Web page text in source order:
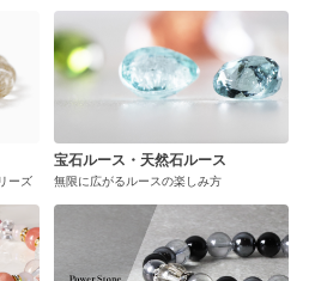
ーズ
宝石ルース・天然石ルース
無限に広がるルースの楽しみ方